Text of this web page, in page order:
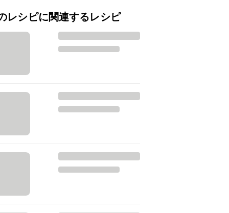
レシピに関連するレシピ